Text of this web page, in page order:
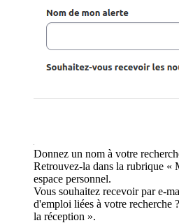
Donnez un nom à votre
Retrouvez-la dans la rubrique «
espace personnel.
Vous souhaitez recevoir par e-
d'emploi liées à votre
la réception ».